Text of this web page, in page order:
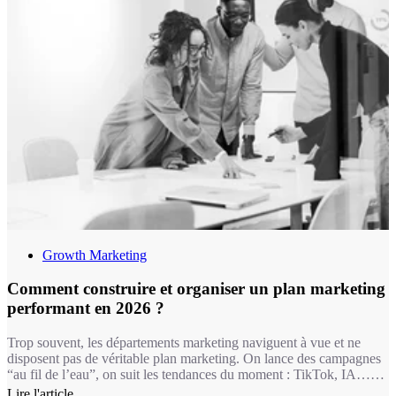
Growth Marketing
Comment construire et organiser un plan marketing
performant en 2026 ?
Trop souvent, les départements marketing naviguent à vue et ne
disposent pas de véritable plan marketing. On lance des campagnes
“au fil de l’eau”, on suit les tendances du moment : TikTok, IA…
sans cohérence globale. Le résultat ? Des budgets dispersés, des